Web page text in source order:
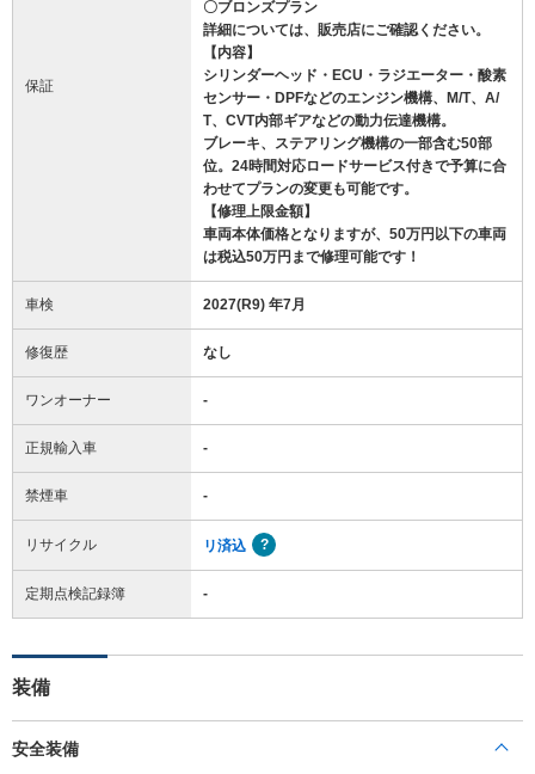
保証
〇ブロンズプラン
詳細については、販売店にご確認ください。
【内容】
シリンダーヘッド・ECU・ラジエーター・酸素
センサー・DPFなどのエンジン機構、M/T、A/
T、CVT内部ギアなどの動力伝達機構。
ブレーキ、ステアリング機構の一部含む50部
位。24時間対応ロードサービス付きで予算に合
わせてプランの変更も可能です。
【修理上限金額】
車両本体価格となりますが、50万円以下の車両
は税込50万円まで修理可能です！
車検 2027(R9) 年7月
修復歴 なし
ワンオーナー -
正規輸入車 -
禁煙車 -
リサイクル リ済込
定期点検記録簿 -
装備
安全装備